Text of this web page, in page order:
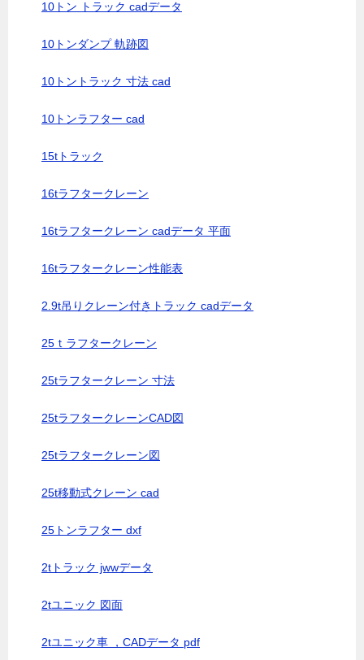
10トン トラック cadデータ
10トンダンプ 軌跡図
10トントラック 寸法 cad
10トンラフター cad
15tトラック
16tラフタークレーン
16tラフタークレーン cadデータ 平面
16tラフタークレーン性能表
2.9t吊りクレーン付きトラック cadデータ
25ｔラフタークレーン
25tラフタークレーン 寸法
25tラフタークレーンCAD図
25tラフタークレーン図
25t移動式クレーン cad
25トンラフター dxf
2tトラック jwwデータ
2tユニック 図面
2tユニック車 ，CADデータ pdf